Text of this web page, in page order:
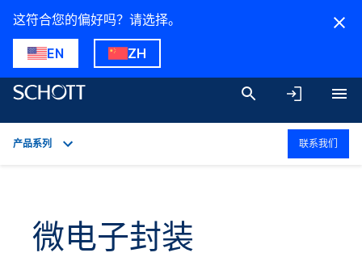
这符合您的偏好吗？请选择。
EN ZH
技术参数
产品系列 联系我们
微电子封装